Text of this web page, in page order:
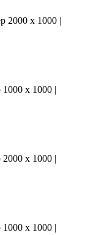
2000 x 1000 |
x 1000 |
x 1000 |
x 1000 |